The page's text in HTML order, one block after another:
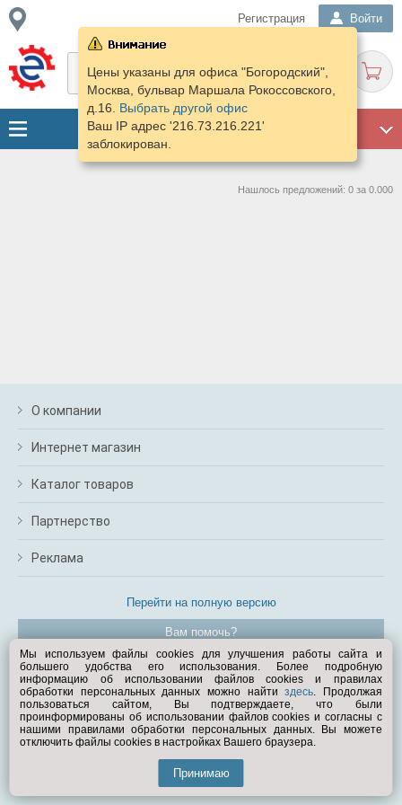
Регистрация Войти
Цены указаны для офиса "Богородский",
Москва, бульвар Маршала Рокоссовского,
д.16. Выбрать другой офис
Ваш IP адрес '216.73.216.221'
заблокирован.
Нашлось предложений: 0 за 0.000
О компании
Интернет магазин
Каталог товаров
Партнерство
Реклама
Перейти на полную версию
Вам помочь?
© Exist.ru 1998—2026
Мы используем файлы cookies для улучшения работы сайта и
большего удобства его использования. Более подробную
информацию об использовании файлов cookies и правилах
обработки персональных данных можно найтиздесь. Продолжая
пользоваться сайтом, Вы подтверждаете, что были
проинформированы об использовании файлов cookies и согласны с
нашими правилами обработки персональных данных. Вы можете
отключить файлы cookies в настройках Вашего браузера.
Принимаю